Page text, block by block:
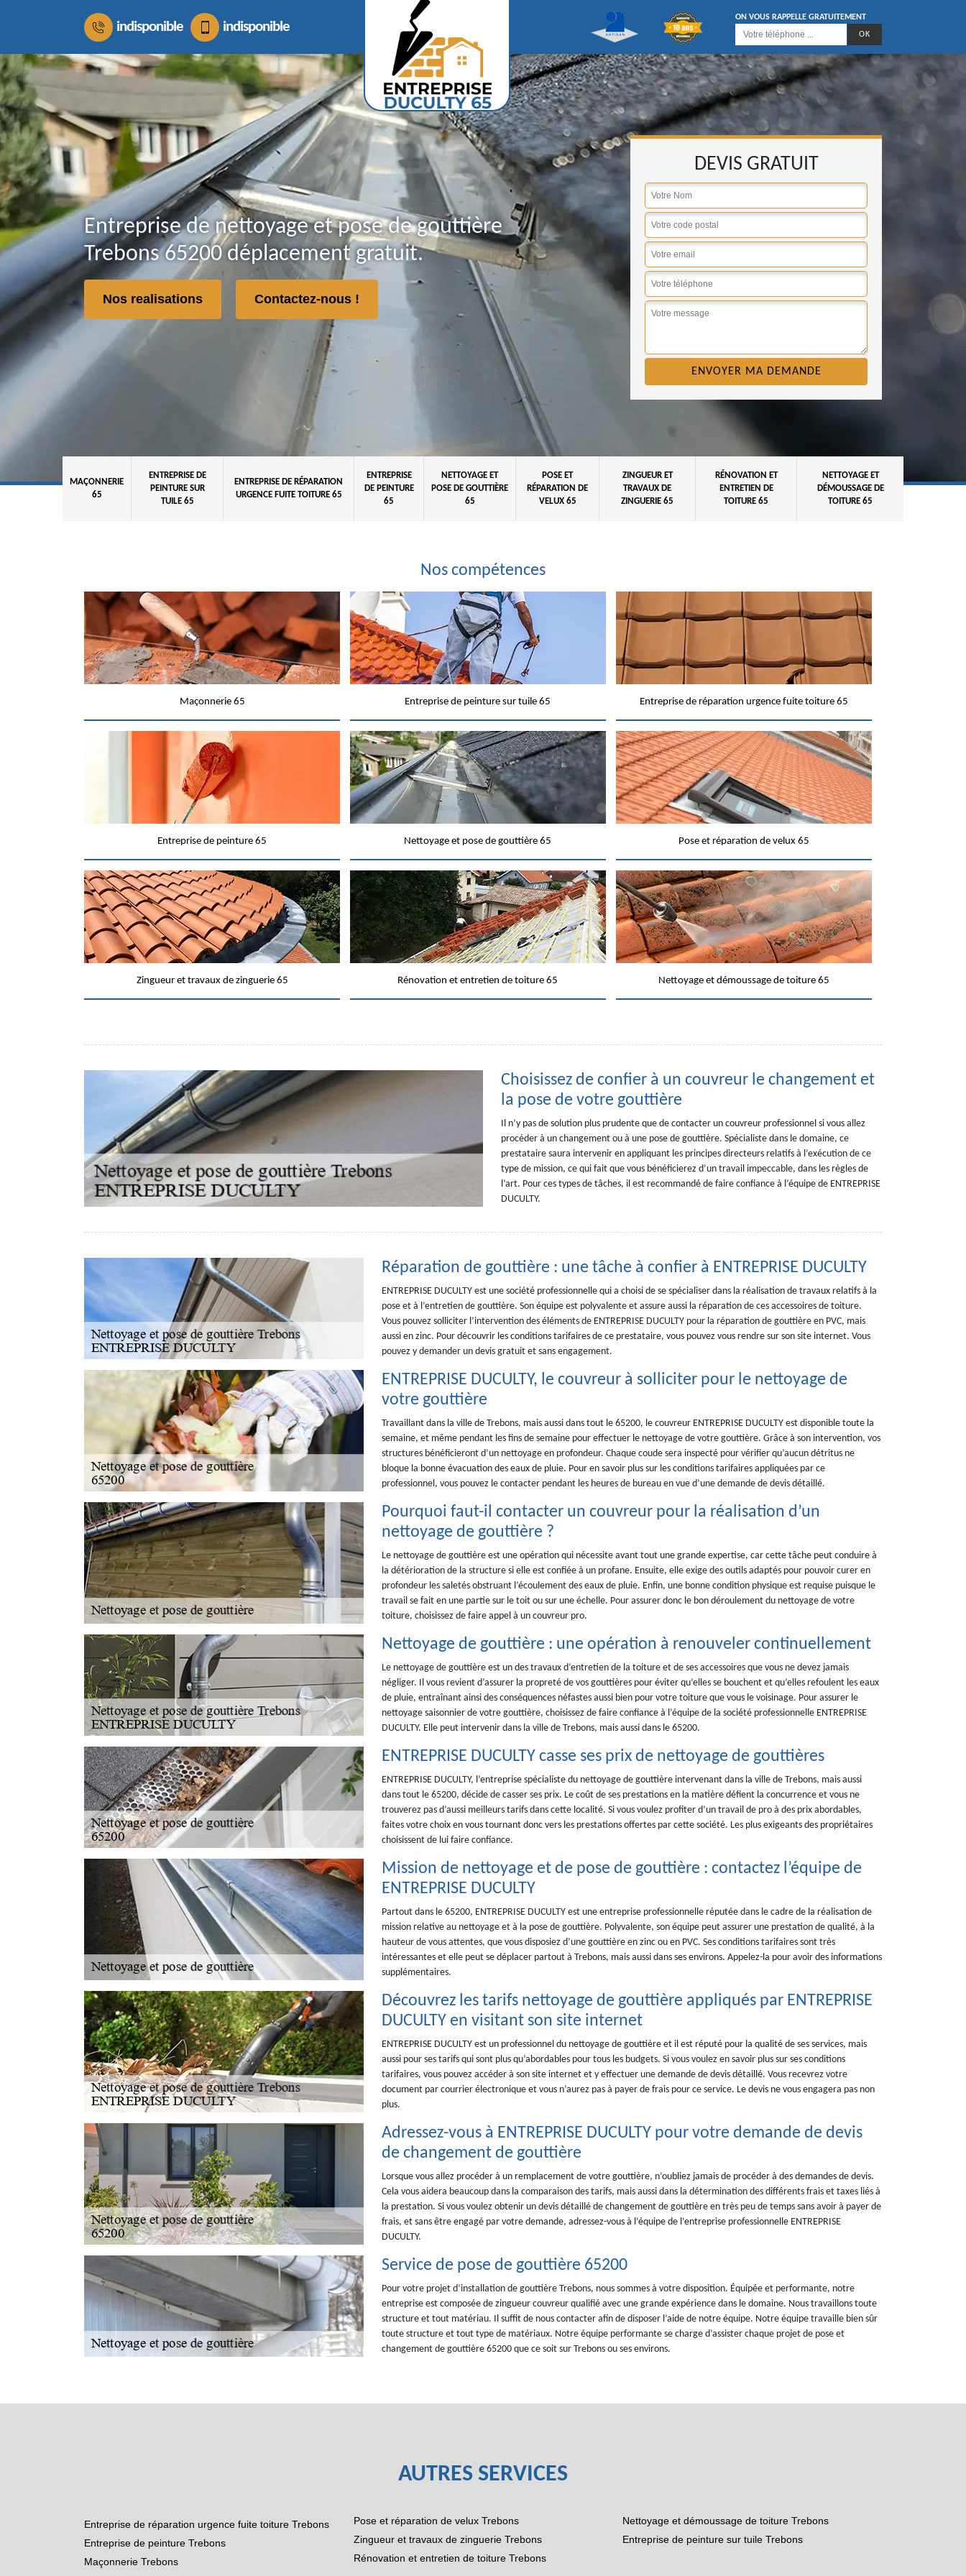
indisponible indisponible
ON VOUS RAPPELLE GRATUITEMENT
Entreprise de nettoyage et pose de gouttière
Trebons 65200 déplacement gratuit.
Nos realisations Contactez-nous !
DEVIS GRATUIT
MAÇONNERIE
65
ENTREPRISE DE
PEINTURE SUR
TUILE 65
ENTREPRISE DE RÉPARATION
URGENCE FUITE TOITURE 65
ENTREPRISE
DE PEINTURE
65
NETTOYAGE ET
POSE DE GOUTTIÈRE
65
POSE ET
RÉPARATION DE
VELUX 65
ZINGUEUR ET
TRAVAUX DE
ZINGUERIE 65
RÉNOVATION ET
ENTRETIEN DE
TOITURE 65
NETTOYAGE ET
DÉMOUSSAGE DE
TOITURE 65
Nos compétences
Maçonnerie 65 Entreprise de peinture sur tuile 65 Entreprise de réparation urgence fuite toiture 65
Entreprise de peinture 65 Nettoyage et pose de gouttière 65 Pose et réparation de velux 65
Zingueur et travaux de zinguerie 65 Rénovation et entretien de toiture 65 Nettoyage et démoussage de toiture 65
Choisissez de confier à un couvreur le changement et
la pose de votre gouttière
Il n’y pas de solution plus prudente que de contacter un couvreur professionnel si vous allez
procéder à un changement ou à une pose de gouttière. Spécialiste dans le domaine, ce
prestataire saura intervenir en appliquant les principes directeurs relatifs à l’exécution de ce
type de mission, ce qui fait que vous bénéficierez d’un travail impeccable, dans les règles de
l’art. Pour ces types de tâches, il est recommandé de faire confiance à l’équipe de ENTREPRISE
DUCULTY.
Réparation de gouttière : une tâche à confier à ENTREPRISE DUCULTY
ENTREPRISE DUCULTY est une société professionnelle qui a choisi de se spécialiser dans la réalisation de travaux relatifs à la
pose et à l’entretien de gouttière. Son équipe est polyvalente et assure aussi la réparation de ces accessoires de toiture.
Vous pouvez solliciter l’intervention des éléments de ENTREPRISE DUCULTY pour la réparation de gouttière en PVC, mais
aussi en zinc. Pour découvrir les conditions tarifaires de ce prestataire, vous pouvez vous rendre sur son site internet. Vous
pouvez y demander un devis gratuit et sans engagement.
ENTREPRISE DUCULTY, le couvreur à solliciter pour le nettoyage de
votre gouttière
Travaillant dans la ville de Trebons, mais aussi dans tout le 65200, le couvreur ENTREPRISE DUCULTY est disponible toute la
semaine, et même pendant les fins de semaine pour effectuer le nettoyage de votre gouttière. Grâce à son intervention, vos
structures bénéficieront d’un nettoyage en profondeur. Chaque coude sera inspecté pour vérifier qu’aucun détritus ne
bloque la bonne évacuation des eaux de pluie. Pour en savoir plus sur les conditions tarifaires appliquées par ce
professionnel, vous pouvez le contacter pendant les heures de bureau en vue d’une demande de devis détaillé.
Pourquoi faut-il contacter un couvreur pour la réalisation d’un
nettoyage de gouttière ?
Le nettoyage de gouttière est une opération qui nécessite avant tout une grande expertise, car cette tâche peut conduire à
la détérioration de la structure si elle est confiée à un profane. Ensuite, elle exige des outils adaptés pour pouvoir curer en
profondeur les saletés obstruant l’écoulement des eaux de pluie. Enfin, une bonne condition physique est requise puisque le
travail se fait en une partie sur le toit ou sur une échelle. Pour assurer donc le bon déroulement du nettoyage de votre
toiture, choisissez de faire appel à un couvreur pro.
Nettoyage de gouttière : une opération à renouveler continuellement
Le nettoyage de gouttière est un des travaux d’entretien de la toiture et de ses accessoires que vous ne devez jamais
négliger. Il vous revient d’assurer la propreté de vos gouttières pour éviter qu’elles se bouchent et qu’elles refoulent les eaux
de pluie, entraînant ainsi des conséquences néfastes aussi bien pour votre toiture que vous le voisinage. Pour assurer le
nettoyage saisonnier de votre gouttière, choisissez de faire confiance à l’équipe de la société professionnelle ENTREPRISE
DUCULTY. Elle peut intervenir dans la ville de Trebons, mais aussi dans le 65200.
ENTREPRISE DUCULTY casse ses prix de nettoyage de gouttières
ENTREPRISE DUCULTY, l’entreprise spécialiste du nettoyage de gouttière intervenant dans la ville de Trebons, mais aussi
dans tout le 65200, décide de casser ses prix. Le coût de ses prestations en la matière défient la concurrence et vous ne
trouverez pas d’aussi meilleurs tarifs dans cette localité. Si vous voulez profiter d’un travail de pro à des prix abordables,
faites votre choix en vous tournant donc vers les prestations offertes par cette société. Les plus exigeants des propriétaires
choisissent de lui faire confiance.
Mission de nettoyage et de pose de gouttière : contactez l’équipe de
ENTREPRISE DUCULTY
Partout dans le 65200, ENTREPRISE DUCULTY est une entreprise professionnelle réputée dans le cadre de la réalisation de
mission relative au nettoyage et à la pose de gouttière. Polyvalente, son équipe peut assurer une prestation de qualité, à la
hauteur de vous attentes, que vous disposiez d’une gouttière en zinc ou en PVC. Ses conditions tarifaires sont très
intéressantes et elle peut se déplacer partout à Trebons, mais aussi dans ses environs. Appelez-la pour avoir des informations
supplémentaires.
Découvrez les tarifs nettoyage de gouttière appliqués par ENTREPRISE
DUCULTY en visitant son site internet
ENTREPRISE DUCULTY est un professionnel du nettoyage de gouttière et il est réputé pour la qualité de ses services, mais
aussi pour ses tarifs qui sont plus qu’abordables pour tous les budgets. Si vous voulez en savoir plus sur ses conditions
tarifaires, vous pouvez accéder à son site internet et y effectuer une demande de devis détaillé. Vous recevrez votre
document par courrier électronique et vous n’aurez pas à payer de frais pour ce service. Le devis ne vous engagera pas non
plus.
Adressez-vous à ENTREPRISE DUCULTY pour votre demande de devis
de changement de gouttière
Lorsque vous allez procéder à un remplacement de votre gouttière, n’oubliez jamais de procéder à des demandes de devis.
Cela vous aidera beaucoup dans la comparaison des tarifs, mais aussi dans la détermination des différents frais et taxes liés à
la prestation. Si vous voulez obtenir un devis détaillé de changement de gouttière en très peu de temps sans avoir à payer de
frais, et sans être engagé par votre demande, adressez-vous à l’équipe de l’entreprise professionnelle ENTREPRISE
DUCULTY.
Service de pose de gouttière 65200
Pour votre projet d’installation de gouttière Trebons, nous sommes à votre disposition. Équipée et performante, notre
entreprise est composée de zingueur couvreur qualifié avec une grande expérience dans le domaine. Nous travaillons toute
structure et tout matériau. Il suffit de nous contacter afin de disposer l’aide de notre équipe. Notre équipe travaille bien sûr
toute structure et tout type de matériaux. Notre équipe performante se charge d’assister chaque projet de pose et
changement de gouttière 65200 que ce soit sur Trebons ou ses environs.
AUTRES SERVICES
Entreprise de réparation urgence fuite toiture Trebons
Entreprise de peinture Trebons
Maçonnerie Trebons
Pose et réparation de velux Trebons
Zingueur et travaux de zinguerie Trebons
Rénovation et entretien de toiture Trebons
Nettoyage et démoussage de toiture Trebons
Entreprise de peinture sur tuile Trebons